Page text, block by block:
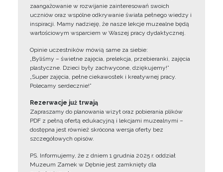
zaangażowanie w rozwijanie zainteresowań swoich
uczniów oraz wspólne odkrywanie świata pełnego wiedzy i
inspiracji. Mamy nadzieję, że nasze lekcje muzealne będą
wartościowym wsparciem w Waszej pracy dydaktycznej.
Opinie uczestników mówią same za siebie:
„Byliśmy – świetne zajęcia, prelekcja, przebieranki, zajęcia
plastyczne. Dzieci były zachwycone, dziękujemy!”
„Super zajęcia, pełne ciekawostek i kreatywnej pracy.
Polecamy serdecznie!”
Rezerwacje już trwają
Zapraszamy do planowania wizyt oraz pobierania plików
PDF z pełną ofertą edukacyjną i lekcjami muzealnymi –
dostępna jest również skrócona wersja oferty bez
szczegółowych opisów.
PS. Informujemy, że z dniem 1 grudnia 2025 r. oddział
Muzeum Zamek w Dębnie jest zamknięty dla